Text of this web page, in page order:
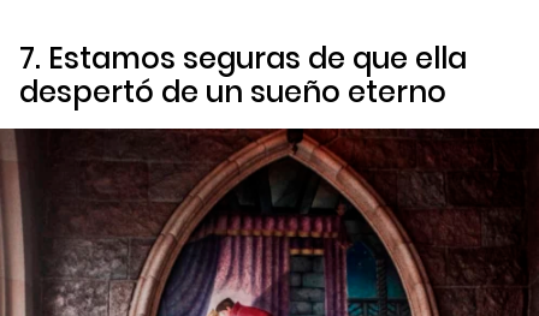
7. Estamos seguras de que ella
despertó de un sueño eterno